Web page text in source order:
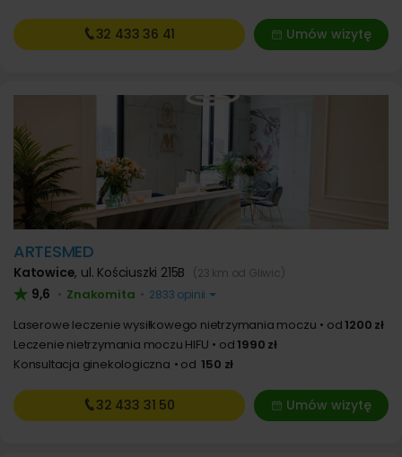
Umów wizytę
32 433 36 41
ARTESMED
Katowice, ul. Kościuszki 215B (23 km od Gliwic)
9,6 • Znakomita • 2833 opinii
Laserowe leczenie wysiłkowego nietrzymania moczu od1200 zł
Leczenie nietrzymania moczu HIFU
od1990 zł
Konsultacja ginekologiczna
od 150 zł
Umów wizytę
32 433 31 50